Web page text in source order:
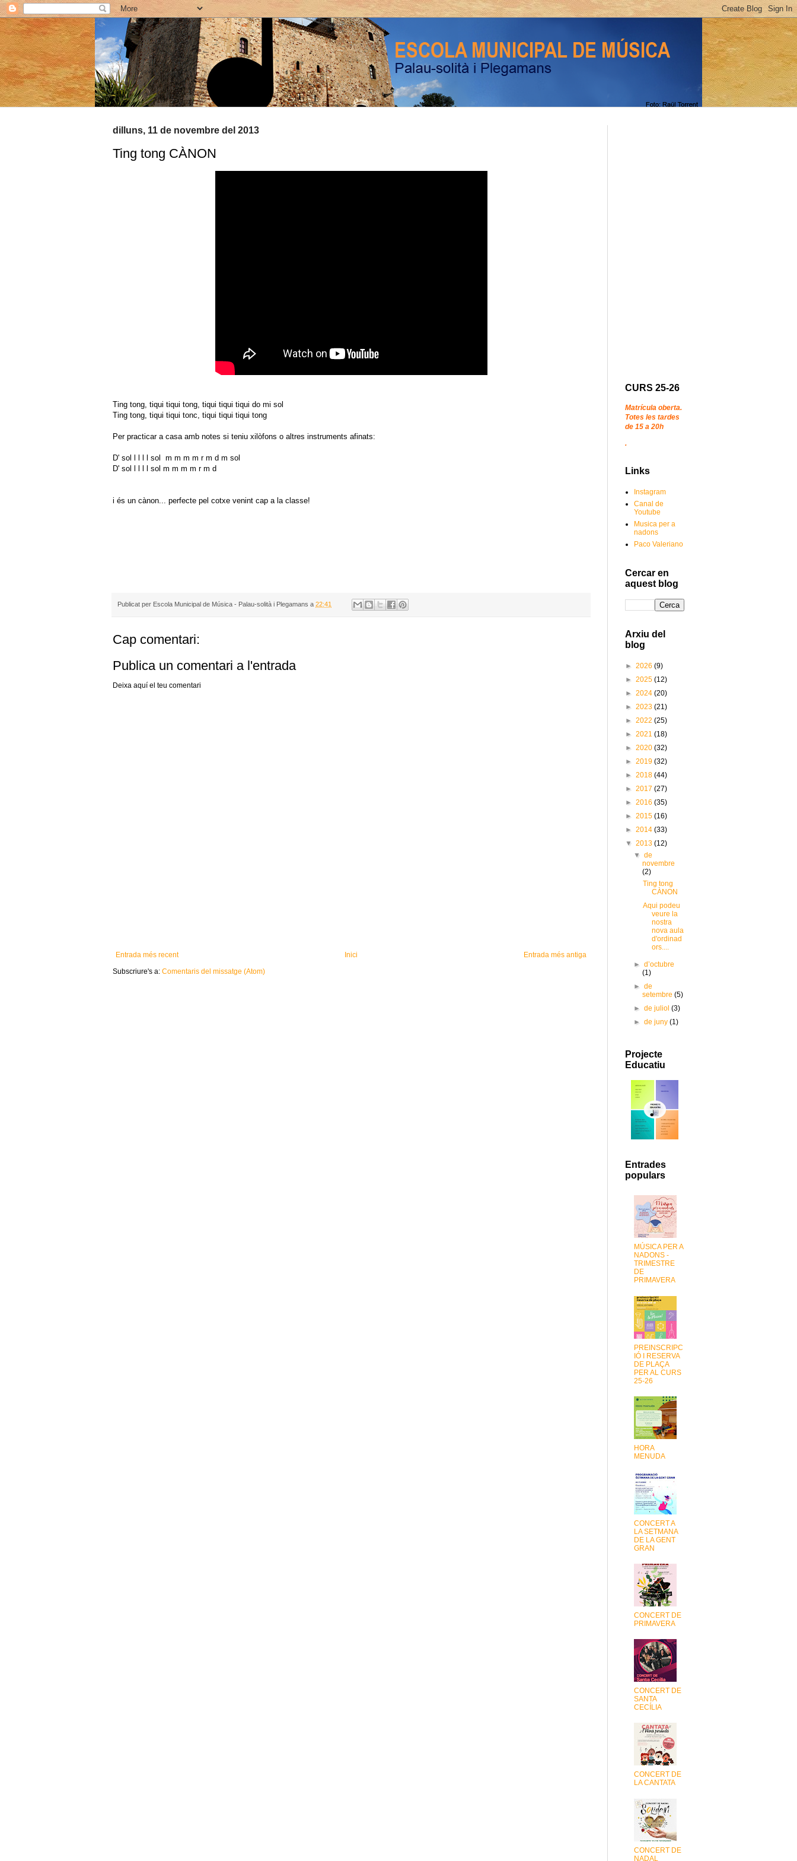
dilluns, 11 de novembre del 2013
Ting tong CÀNON
Ting tong, tiqui tiqui tong, tiqui tiqui tiqui do mi sol
Ting tong, tiqui tiqui tonc, tiqui tiqui tiqui tong
Per practicar a casa amb notes si teniu xilòfons o altres instruments afinats:
D' sol l l l l sol m m m m r m d m sol
D' sol l l l l sol m m m m r m d
i és un cànon... perfecte pel cotxe venint cap a la classe!
Publicat per Escola Municipal de Música - Palau-solità i Plegamans a 22:41
Cap comentari:
Publica un comentari a l'entrada
Deixa aquí el teu comentari
Entrada més recent Entrada més antiga
Inici
Subscriure's a: Comentaris del missatge (Atom)
CURS 25-26
Matrícula oberta.
Totes les tardes
de 15 a 20h
.
Links
Instagram
Canal de
Youtube
Musica per a
nadons
Paco Valeriano
Cercar en
aquest blog
Arxiu del
blog
► 2026 (9)
► 2025 (12)
► 2024 (20)
► 2023 (21)
► 2022 (25)
► 2021 (18)
► 2020 (32)
► 2019 (32)
► 2018 (44)
► 2017 (27)
► 2016 (35)
► 2015 (16)
► 2014 (33)
▼ 2013 (12)
▼de
novembre
(2)
Ting tong
CÀNON
Aqui podeu
veure la
nostra
nova aula
d'ordinad
ors....
►d’octubre
(1)
►de
setembre(5)
►de juliol(3)
►de juny(1)
Projecte
Educatiu
Entrades
populars
MÚSICA PER A
NADONS -
TRIMESTRE
DE
PRIMAVERA
PREINSCRIPC
IÓ I RESERVA
DE PLAÇA
PER AL CURS
25-26
HORA
MENUDA
CONCERT A
LA SETMANA
DE LA GENT
GRAN
CONCERT DE
PRIMAVERA
CONCERT DE
SANTA
CECÍLIA
CONCERT DE
LA CANTATA
CONCERT DE
NADAL